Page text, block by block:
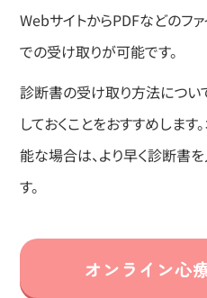
WebサイトからPDFなどのフ
での受け取りが可能です。
診断書の受け取り方法につい
しておくことをおすすめしま
能な場合は、より早く診断書
す。
オンライン心